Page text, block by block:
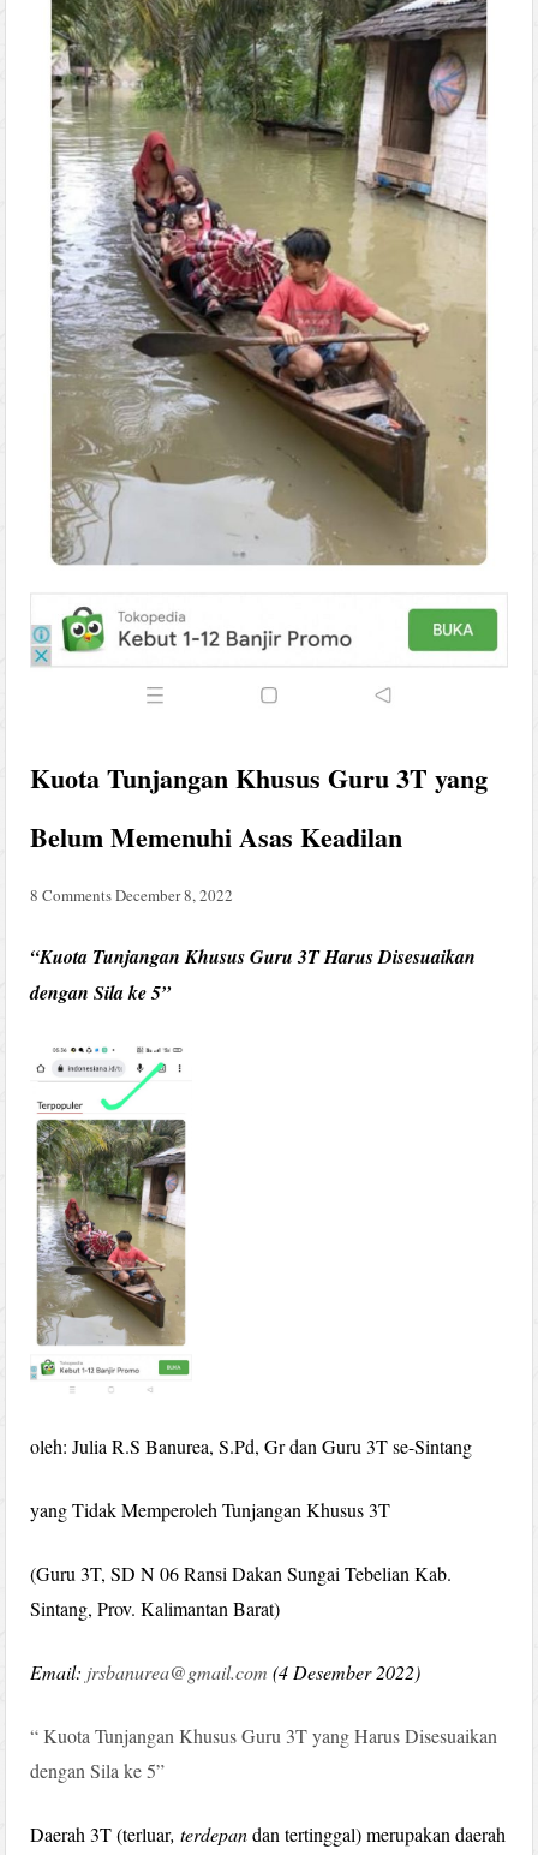
Kuota Tunjangan Khusus Guru 3T yang
Belum Memenuhi Asas Keadilan
8 CommentsDecember 8, 2022
“Kuota Tunjangan Khusus Guru 3T Harus Disesuaikan
dengan Sila ke 5”
oleh: Julia R.S Banurea, S.Pd, Gr dan Guru 3T se-Sintang
yang Tidak Memperoleh Tunjangan Khusus 3T
(Guru 3T, SD N 06 Ransi Dakan Sungai Tebelian Kab.
Sintang, Prov. Kalimantan Barat)
Email: jrsbanurea@gmail.com (4 Desember 2022)
“ Kuota Tunjangan Khusus Guru 3T yang Harus Disesuaikan
dengan Sila ke 5”
Daerah 3T (terluar, terdepandan tertinggal) merupakan daerah